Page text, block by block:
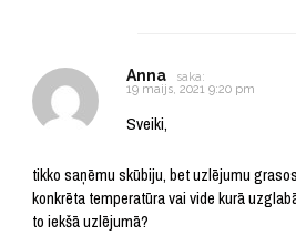
Anna
saka:
19 maijs, 2021 9:20 pm
Sveiki,
tikko saņēmu skūbiju, bet uzlējumu
konkrēta temperatūra vai vide kurā
to iekšā uzlējumā?